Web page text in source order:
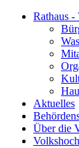
Rathaus -
Aktuelles
Über die